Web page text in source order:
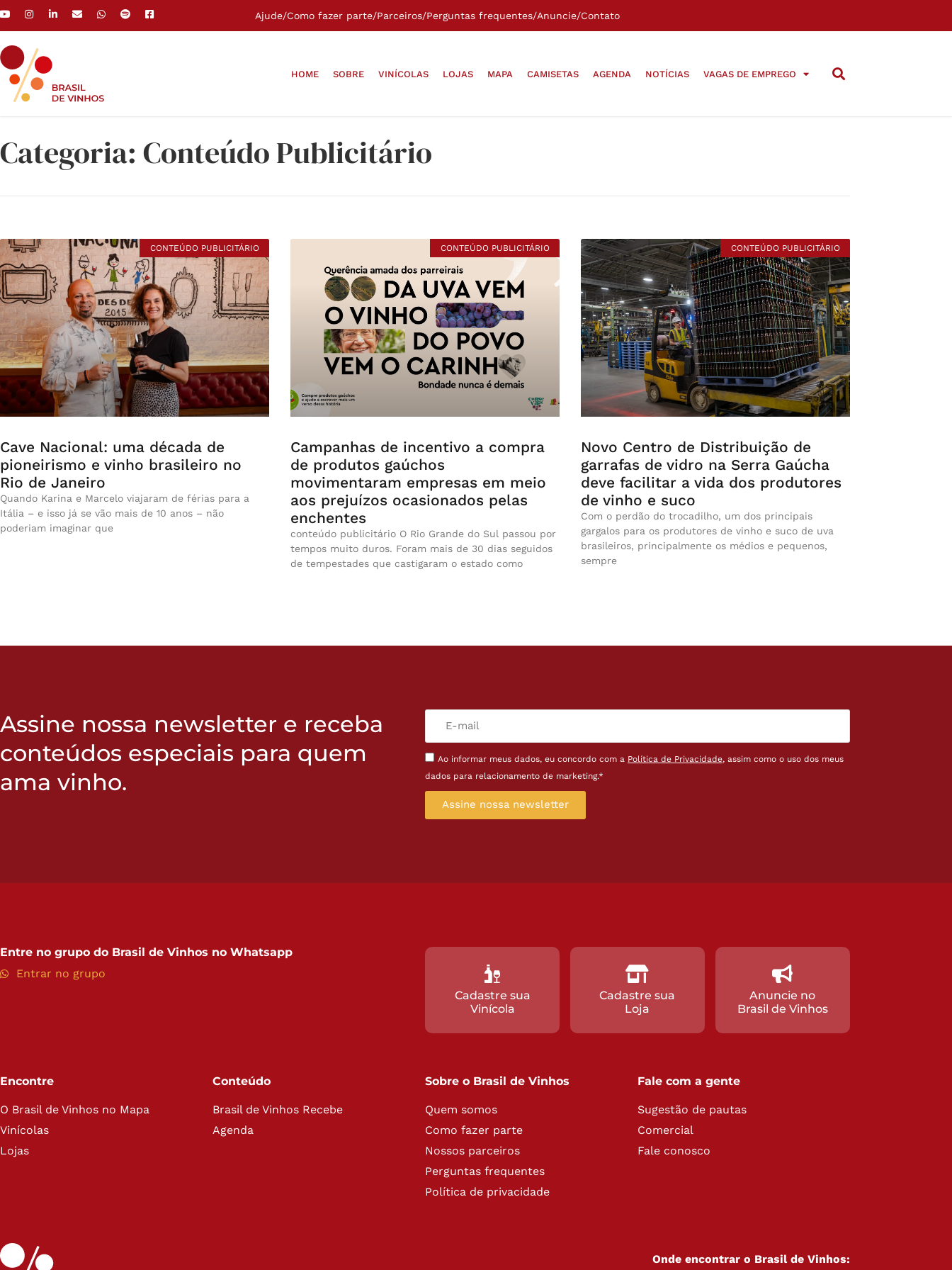
Ajude/Como fazer parte/Parceiros/Perguntas frequentes/Anuncie/Contato
HOME SOBRE VINÍCOLAS LOJAS MAPA CAMISETAS AGENDA NOTÍCIAS VAGAS DE EMPREGO
Categoria: Conteúdo Publicitário
CONTEÚDO PUBLICITÁRIO
Cave Nacional: uma década de
pioneirismo e vinho brasileiro no
Rio de Janeiro
Quando Karina e Marcelo viajaram de férias para a
Itália – e isso já se vão mais de 10 anos – não
poderiam imaginar que
CONTEÚDO PUBLICITÁRIO
Campanhas de incentivo a compra
de produtos gaúchos
movimentaram empresas em meio
aos prejuízos ocasionados pelas
enchentes
conteúdo publicitário O Rio Grande do Sul passou por
tempos muito duros. Foram mais de 30 dias seguidos
de tempestades que castigaram o estado como
CONTEÚDO PUBLICITÁRIO
Novo Centro de Distribuição de
garrafas de vidro na Serra Gaúcha
deve facilitar a vida dos produtores
de vinho e suco
Com o perdão do trocadilho, um dos principais
gargalos para os produtores de vinho e suco de uva
brasileiros, principalmente os médios e pequenos,
sempre
Assine nossa newsletter e receba
conteúdos especiais para quem
ama vinho.
Ao informar meus dados, eu concordo com a Política de Privacidade, assim como o uso dos meus
dados para relacionamento de marketing.*
Assine nossa newsletter
Entre no grupo do Brasil de Vinhos no Whatsapp
Entrar no grupo
Cadastre sua
Vinícola
Cadastre sua
Loja
Anuncie no
Brasil de Vinhos
Encontre
O Brasil de Vinhos no Mapa
Vinícolas
Lojas
Conteúdo
Brasil de Vinhos Recebe
Agenda
Sobre o Brasil de Vinhos
Quem somos
Como fazer parte
Nossos parceiros
Perguntas frequentes
Política de privacidade
Fale com a gente
Sugestão de pautas
Comercial
Fale conosco
Onde encontrar o Brasil de Vinhos: